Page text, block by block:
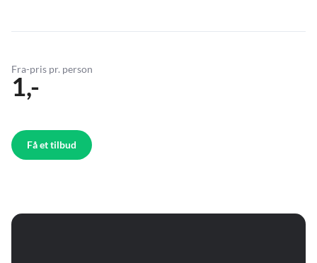
Fra-pris pr. person
1,-
Få et tilbud